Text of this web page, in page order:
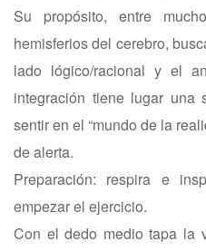
Su propósito, entre
hemisferios del cerebro,
lado lógico/racional y el
integración tiene lugar una
sentir en el “mundo de la
de alerta.
Preparación: respira e
empezar el ejercicio.
Con el dedo medio tapa la